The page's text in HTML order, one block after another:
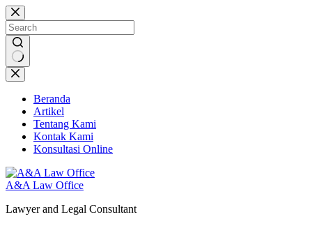
Skip
to
content
No
results
Beranda
Artikel
Tentang Kami
Kontak Kami
Konsultasi Online
A&A Law Office
Lawyer and Legal Consultant